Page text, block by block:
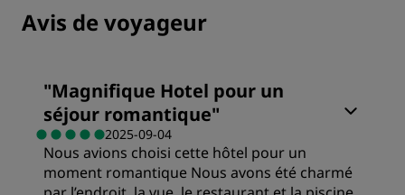
Avis de voyageur
"Magnifique Hotel pour un
séjour romantique"
2025-09-04
Nous avions choisi cette hôtel pour un
moment romantique Nous avons été charmé